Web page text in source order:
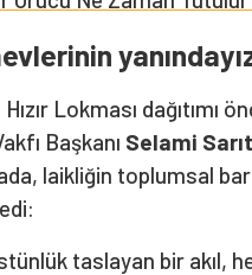
Lokması dağıtımı
Başkanı Selami
laikliğin toplumsal
taslayan bir akıl,